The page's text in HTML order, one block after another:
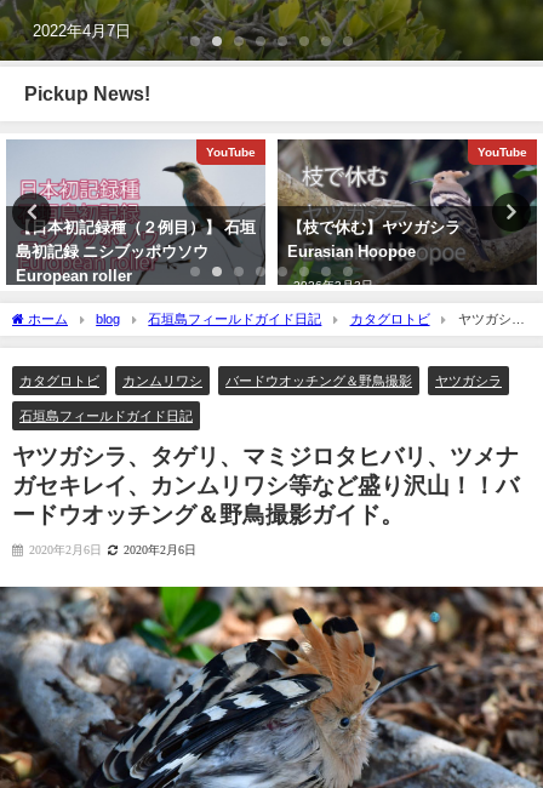
2020年2月21日
Pickup News!
YouTube
【枝で休む】ヤツガシラ
Eurasian Hoopoe
2026年3月3日
バードウオッチング＆野鳥撮影
再放送のお知らせ：イロトリドリ
～沖縄・八重山諸島編～ NHK
BS４K
ホーム blog 石垣島フィールドガイド日記 カタグロトビ
ヤツガシ
ラ、タゲリ、マミジロタヒバリ、ツメナガセキレイ、カンムリワシ等など盛り沢
カタグロトビ
カンムリワシ バードウオッチング＆野鳥撮影 ヤツガシラ
石垣島フィールドガイド日記
ヤツガシラ、タゲリ、マミジロタヒバリ、ツメナ
ガセキレイ、カンムリワシ等など盛り沢山！！バ
ードウオッチング＆野鳥撮影ガイド。
2020年2月6日 2020年2月6日